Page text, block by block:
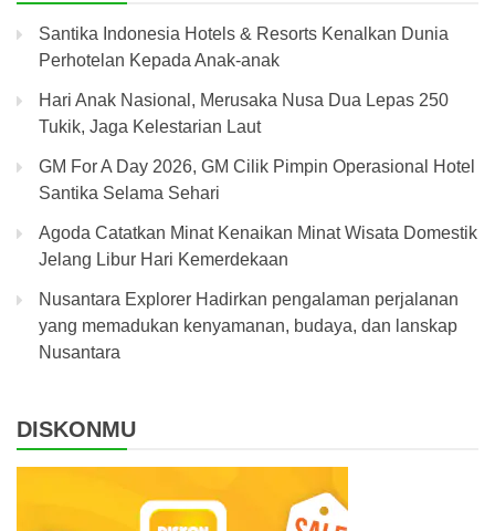
Santika Indonesia Hotels & Resorts Kenalkan Dunia
Perhotelan Kepada Anak-anak
Hari Anak Nasional, Merusaka Nusa Dua Lepas 250
Tukik, Jaga Kelestarian Laut
GM For A Day 2026, GM Cilik Pimpin Operasional Hotel
Santika Selama Sehari
Agoda Catatkan Minat Kenaikan Minat Wisata Domestik
Jelang Libur Hari Kemerdekaan
Nusantara Explorer Hadirkan pengalaman perjalanan
yang memadukan kenyamanan, budaya, dan lanskap
Nusantara
DISKONMU